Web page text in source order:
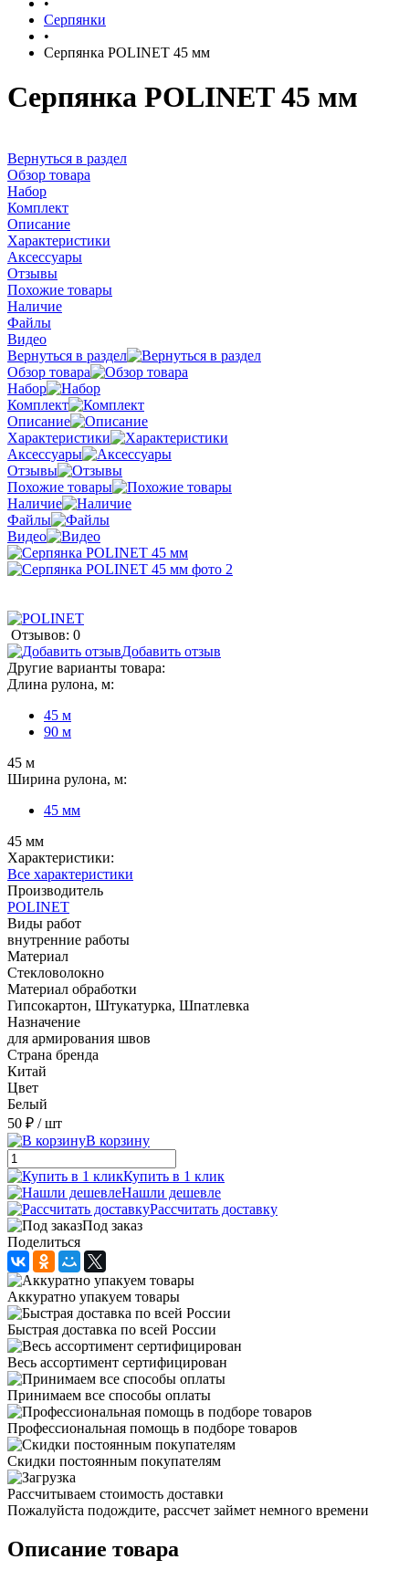
•
Серпянки
•
Серпянка POLINET 45 мм
Серпянка POLINET 45 мм
Вернуться в раздел
Обзор товара
Набор
Комплект
Описание
Характеристики
Аксессуары
Отзывы
Похожие товары
Наличие
Файлы
Видео
Вернуться в раздел
Обзор товара
Набор
Комплект
Описание
Характеристики
Аксессуары
Отзывы
Похожие товары
Наличие
Файлы
Видео
Отзывов: 0
Добавить отзыв
Другие варианты товара:
Длина рулона, м:
45 м
90 м
45 м
Ширина рулона, м:
45 мм
45 мм
Характеристики:
Все характеристики
Производитель
POLINET
Виды работ
внутренние работы
Материал
Стекловолокно
Материал обработки
Гипсокартон, Штукатурка, Шпатлевка
Назначение
для армирования швов
Страна бренда
Китай
Цвет
Белый
50 ₽ / шт
В корзину
Купить в 1 клик
Нашли дешевле
Рассчитать доставку
Под заказ
Поделиться
Аккуратно упакуем товары
Быстрая доставка по всей России
Весь ассортимент сертифицирован
Принимаем все способы оплаты
Профессиональная помощь в подборе товаров
Скидки постоянным покупателям
Рассчитываем стоимость доставки
Пожалуйста подождите, рассчет займет немного времени
Описание товара